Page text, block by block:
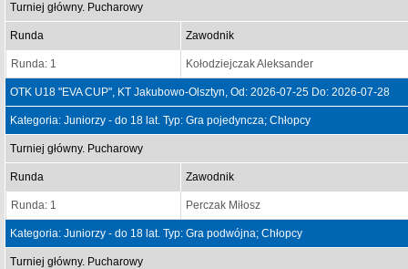
Turniej główny. Pucharowy
Runda Zawodnik
Runda: 1 Kołodziejczak Aleksander
OTK U18 "EVA CUP", KT Jakubowo-Olsztyn, Od: 2026-07-25 Do: 2026-07-28
Kategoria: Juniorzy - do 18 lat. Typ: Gra pojedyncza; Chłopcy
Turniej główny. Pucharowy
Runda Zawodnik
Runda: 1 Perczak Miłosz
Kategoria: Juniorzy - do 18 lat. Typ: Gra podwójna; Chłopcy
Turniej główny. Pucharowy